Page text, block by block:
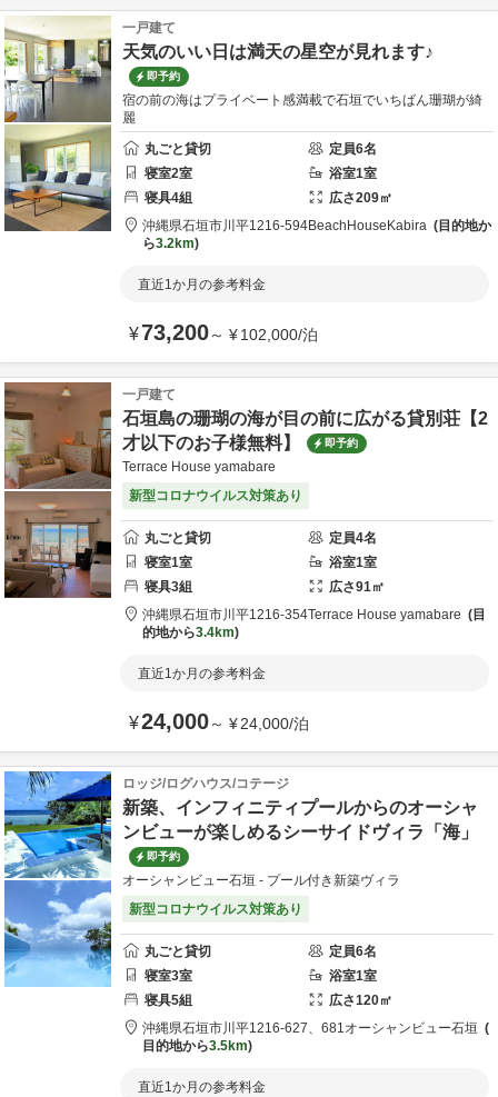
一戸建て
天気のいい日は満天の星空が見れます♪
即予約
宿の前の海はプライベート感満載で石垣でいちばん珊瑚が綺
麗
丸ごと貸切
定員6名
寝室2室 浴室1室
寝具4組 広さ209㎡
沖縄県石垣市川平1216-594BeachHouseKabira
目的地か
ら3.2km
直近1か月の参考料金
¥73,200～ ¥102,000/泊
一戸建て
石垣島の珊瑚の海が目の前に広がる貸別荘【2
才以下のお子様無料】
即予約
Terrace House yamabare
新型コロナウイルス対策あり
丸ごと貸切 定員4名
寝室1室 浴室1室
寝具3組 広さ91㎡
沖縄県石垣市川平1216-354Terrace House yamabare
目
的地から3.4km
直近1か月の参考料金
¥24,000～ ¥24,000/泊
ロッジ/ログハウス/コテージ
新築、インフィニティプールからのオーシャ
ンビューが楽しめるシーサイドヴィラ「海」
即予約
オーシャンビュー石垣 - プール付き新築ヴィラ
新型コロナウイルス対策あり
丸ごと貸切 定員6名
寝室3室 浴室1室
寝具5組 広さ120㎡
沖縄県石垣市川平1216-627、681オーシャンビュー石垣
目的地から3.5km
直近1か月の参考料金